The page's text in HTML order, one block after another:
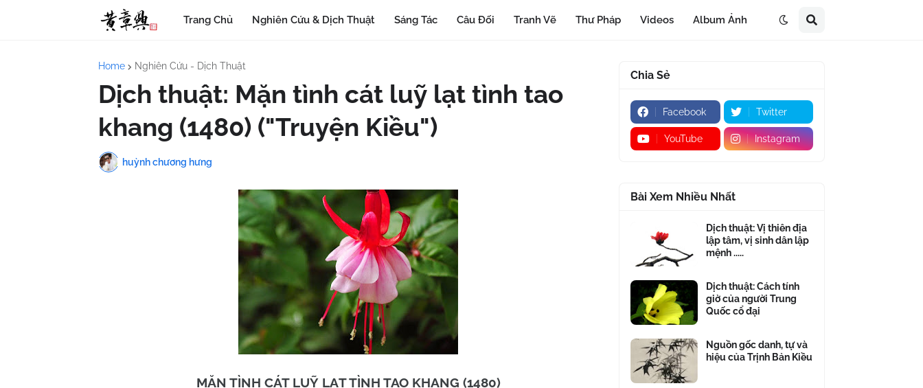
Trang Chủ Nghiên Cứu & Dịch Thuật Sáng Tác Câu Đối Tranh Vẽ Thư Pháp Videos Album Ảnh
Home Nghiên Cứu - Dịch Thuật
Dịch thuật: Mặn tình cát luỹ lạt tình tao
khang (1480) ("Truyện Kiều")
huỳnh chương hưng
MẶN TÌNH CÁT LUỸ LẠT TÌNH TAO KHANG (1480)
Chia Sẻ
Facebook Twitter
YouTube Instagram
Bài Xem Nhiều Nhất
Dịch thuật: Vị thiên địa
lập tâm, vị sinh dân lập
mệnh .....
Dịch thuật: Cách tính
giờ của người Trung
Quốc cổ đại
Nguồn gốc danh, tự và
hiệu của Trịnh Bản Kiều